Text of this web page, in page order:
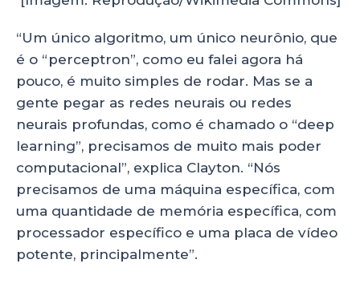
“Um único algoritmo, um único neurônio, que
é o “perceptron”, como eu falei agora há
pouco, é muito simples de rodar. Mas se a
gente pegar as redes neurais ou redes
neurais profundas, como é chamado o “deep
learning”, precisamos de muito mais poder
computacional”, explica Clayton. “Nós
precisamos de uma máquina específica, com
uma quantidade de memória específica, com
processador específico e uma placa de vídeo
potente, principalmente”.